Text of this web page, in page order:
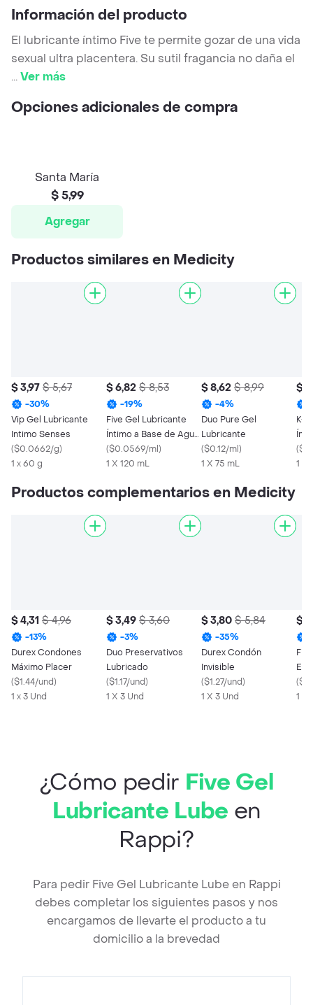
Información del producto
El lubricante íntimo Five te permite gozar de una vida
sexual ultra placentera. Su sutil fragancia no daña el
...Ver más
Opciones adicionales de compra
Santa María
$ 5,99
Agregar
Productos similares en Medicity
$ 3,97 $ 5,67
-30%
Vip Gel Lubricante
Intimo Senses
($0.0662/g)
1 x 60 g
$ 6,82 $ 8,53
-19%
Five Gel Lubricante
Íntimo a Base de Agua
Lube
($0.0569/ml)
1 X 120 mL
$ 8,62 $ 8,99
-4%
Duo Pure Gel
Lubricante
($0.12/ml)
1 X 75 mL
$
K-
(
1 X
Productos complementarios en Medicity
$ 4,31 $ 4,96
-13%
Durex Condones
Máximo Placer
($1.44/und)
1 x 3 Und
$ 3,49 $ 3,60
-3%
Duo Preservativos
Lubricado
($1.17/und)
1 X 3 Und
$ 3,80 $ 5,84
-35%
Durex Condón
Invisible
($1.27/und)
1 X 3 Und
$
(
1 X
¿Cómo pedir Five Gel
Lubricante Lube en
Rappi?
Para pedir Five Gel Lubricante Lube en Rappi
debes completar los siguientes pasos y nos
encargamos de llevarte el producto a tu
domicilio a la brevedad